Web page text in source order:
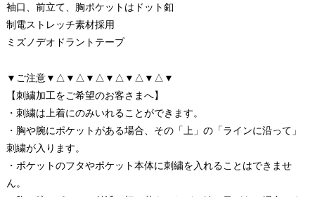
袖口、前立て、胸ポケットはドット釦
制電ストレッチ素材採用
ミズノデオドラントテープ
▼ご注意▼△▼△▼△▼△▼△▼△▼
【刺繍加工をご希望のお客さまへ】
・刺繍は上着にのみいれることができます。
・胸や腕にポケットがある場合、その「上」の「ラインに沿って」
刺繍が入ります。
・ポケットのフタやポケット本体に刺繍を入れることはできませ
ん。